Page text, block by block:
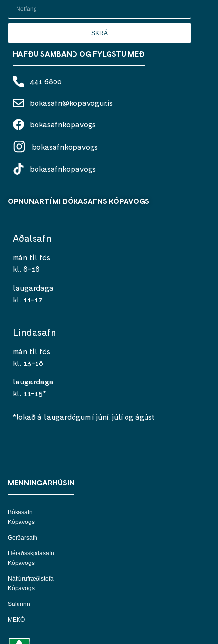
SKRÁ
HAFÐU SAMBAND OG FYLGSTU MEÐ
441 6800
bokasafn@kopavogur.is
bokasafnkopavogs
bokasafnkopavogs
bokasafnkopavogs
OPNUNARTÍMI BÓKASAFNS KÓPAVOGS
Aðalsafn
mán til fös
kl. 8-18
laugardaga
kl. 11-17
Lindasafn
mán til fös
kl. 13-18
laugardaga
kl. 11-15*
*lokað á laugardögum í júní, júlí og ágúst
MENNINGARHÚSIN
Bókasafn
Kópavogs
Gerðarsafn
Héraðsskjalasafn
Kópavogs
Náttúrufræðistofa
Kópavogs
Salurinn
MEKÓ